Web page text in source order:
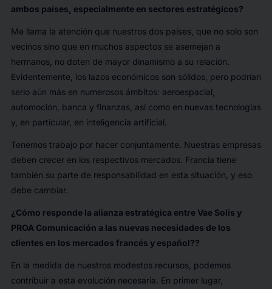
ambos países, especialmente en sectores estratégicos?
Me llama la atención que nuestros dos países, que no solo son
vecinos sino que en muchos aspectos se asemejan a
hermanos, no doten de mayor dinamismo a su relación.
Evidentemente, los lazos económicos son sólidos, pero podrían
serlo aún más en numerosos ámbitos: aeroespacial,
automoción, banca y finanzas, así como en nuevas tecnologías
y, en particular, en inteligencia artificial.
Tenemos trabajo por hacer conjuntamente. Nuestras empresas
deben crecer en los respectivos mercados. Francia tiene
también su parte de responsabilidad en esta situación, y eso
debe cambiar.
¿Cómo responde la alianza estratégica entre Vae Solis y
PROA Comunicación a las nuevas necesidades de los
clientes en los mercados francés y español??
En la medida de nuestros modestos recursos, podemos
contribuir a esta evolución necesaria. En primer lugar,